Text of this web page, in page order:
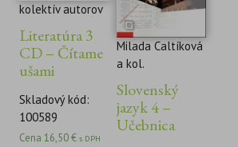
kolektív autorov
Literatúra 3
CD – Čítame
ušami
Skladový kód:
100589
Cena16,50€ s DPH
Milada Caltíková
a kol.
Slovenský
jazyk 4 –
Učebnica